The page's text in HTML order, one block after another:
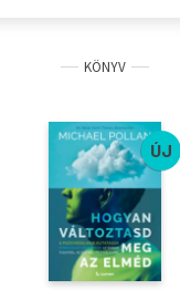
KÖNYV
ÚJ